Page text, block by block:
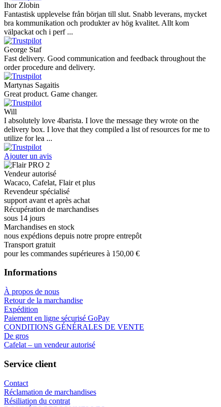
Ihor Zlobin
Fantastisk upplevelse från början till slut. Snabb leverans, mycket
bra kommunikation och produkter av hög kvalitet. Allt kom
välpackat och i perf ...
George Staf
Fast delivery. Good communication and feedback throughout the
order procedure and delivery.
Martynas Sagaitis
Great product. Game changer.
Will
I absolutely love 4barista. I love the message they wrote on the
delivery box. I love that they compiled a list of resources for me to
utilize for lea ...
Ajouter un avis
Vendeur autorisé
Wacaco, Cafelat, Flair et plus
Revendeur spécialisé
support avant et après achat
Récupération de marchandises
sous 14 jours
Marchandises en stock
nous expédions depuis notre propre entrepôt
Transport gratuit
pour les commandes supérieures à 150,00 €
Informations
À propos de nous
Retour de la marchandise
Expédition
Paiement en ligne sécurisé GoPay
CONDITIONS GÉNÉRALES DE VENTE
De gros
Cafelat – un vendeur autorisé
Service client
Contact
Réclamation de marchandises
Résiliation du contrat